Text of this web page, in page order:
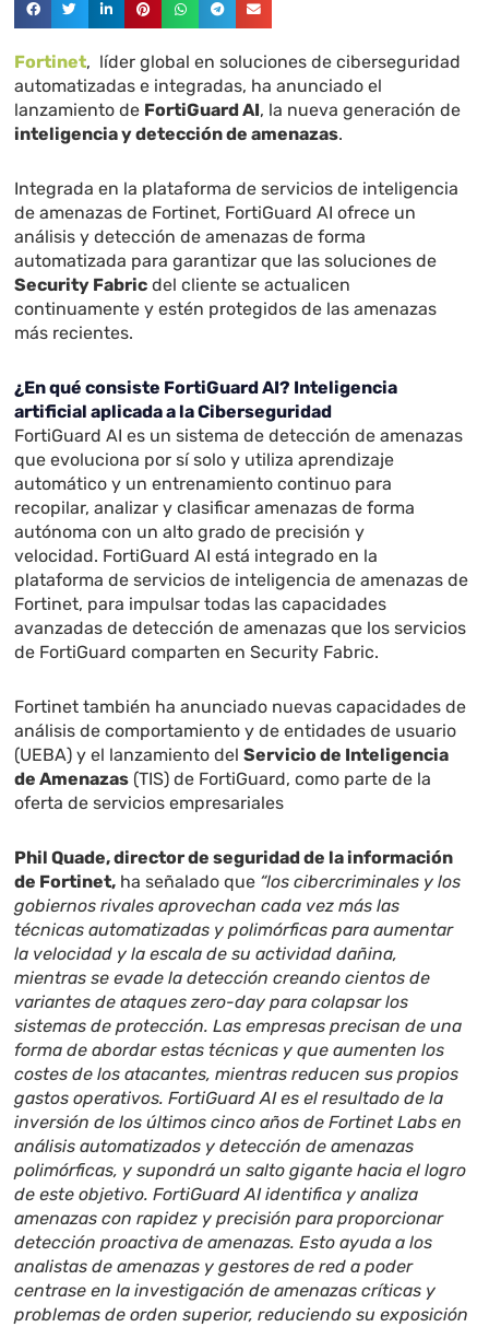
Fortinet, líder global en soluciones de ciberseguridad
automatizadas e integradas, ha anunciado el
lanzamiento de FortiGuard AI, la nueva generación de
inteligencia y detección de amenazas.
Integrada en la plataforma de servicios de inteligencia
de amenazas de Fortinet, FortiGuard AI ofrece un
análisis y detección de amenazas de forma
automatizada para garantizar que las soluciones de
Security Fabric del cliente se actualicen
continuamente y estén protegidos de las amenazas
más recientes.
¿En qué consiste FortiGuard AI? Inteligencia
artificial aplicada a la Ciberseguridad
FortiGuard AI es un sistema de detección de amenazas
que evoluciona por sí solo y utiliza aprendizaje
automático y un entrenamiento continuo para
recopilar, analizar y clasificar amenazas de forma
autónoma con un alto grado de precisión y
velocidad. FortiGuard AI está integrado en la
plataforma de servicios de inteligencia de amenazas de
Fortinet, para impulsar todas las capacidades
avanzadas de detección de amenazas que los servicios
de FortiGuard comparten en Security Fabric.
Fortinet también ha anunciado nuevas capacidades de
análisis de comportamiento y de entidades de usuario
(UEBA) y el lanzamiento delServicio de Inteligencia
de Amenazas (TIS) de FortiGuard, como parte de la
oferta de servicios empresariales
Phil Quade, director de seguridad de la información
de Fortinet, ha señalado que “los cibercriminales y los
gobiernos rivales aprovechan cada vez más las
técnicas automatizadas y polimórficas para aumentar
la velocidad y la escala de su actividad dañina,
mientras se evade la detección creando cientos de
variantes de ataques zero-day para colapsar los
sistemas de protección. Las empresas precisan de una
forma de abordar estas técnicas y que aumenten los
costes de los atacantes, mientras reducen sus propios
gastos operativos. FortiGuard AI es el resultado de la
inversión de los últimos cinco años de Fortinet Labs en
análisis automatizados y detección de amenazas
polimórficas, y supondrá un salto gigante hacia el logro
de este objetivo. FortiGuard AI identifica y analiza
amenazas con rapidez y precisión para proporcionar
detección proactiva de amenazas. Esto ayuda a los
analistas de amenazas y gestores de red a poder
centrase en la investigación de amenazas críticas y
problemas de orden superior, reduciendo su exposición